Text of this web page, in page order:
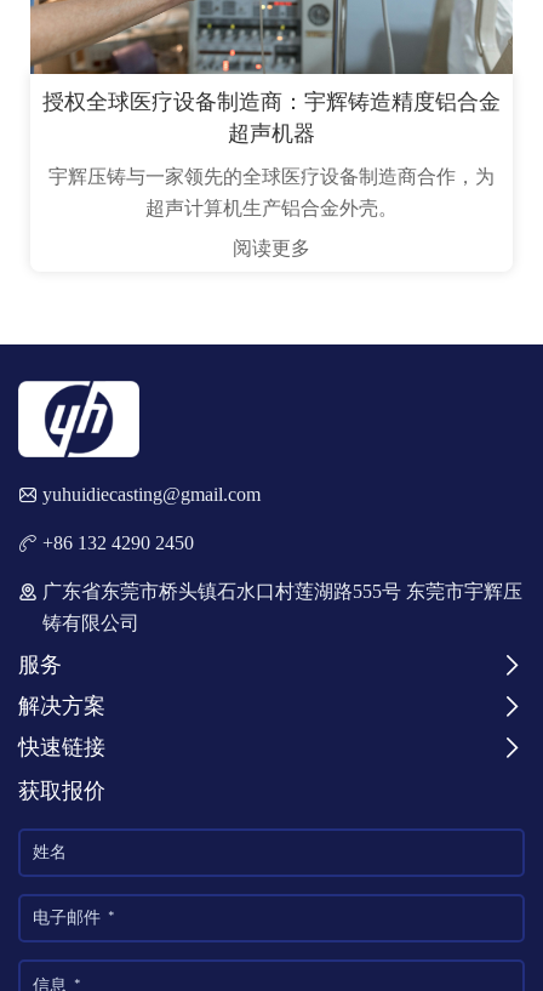
授权全球医疗设备制造商：宇辉铸造精度铝合金
超声机器
宇辉压铸与一家领先的全球医疗设备制造商合作，为
超声计算机生产铝合金外壳。
阅读更多
yuhuidiecasting@gmail.com
+86 132 4290 2450
广东省东莞市桥头镇石水口村莲湖路555号 东莞市宇辉压
铸有限公司
服务
解决方案
快速链接
获取报价